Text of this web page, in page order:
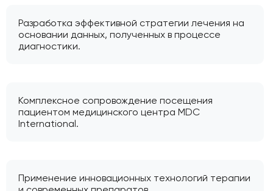
Разработка эффективной стратегии лечения на
основании данных, полученных в процессе
диагностики.
Комплексное сопровождение посещения
пациентом медицинского центра MDC
International.
Применение инновационных технологий терапии